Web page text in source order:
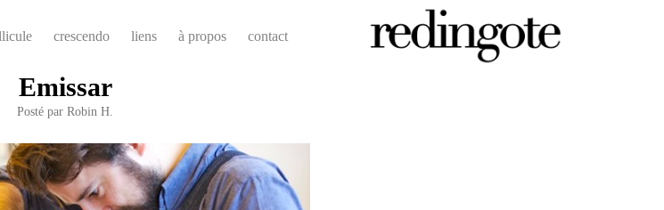
crescendo liens à propos contact
Emissar
Posté par Robin H.